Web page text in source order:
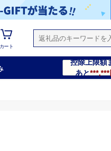
カート
控除上限額
あと***,***